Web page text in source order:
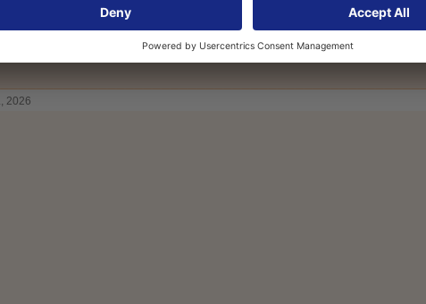
2026